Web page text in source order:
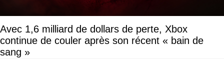
Avec 1,6 milliard de dollars de perte, Xbox
continue de couler après son récent « bain de
sang »